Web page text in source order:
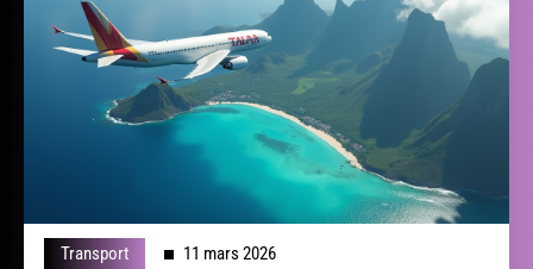
Transport 11 mars 2026